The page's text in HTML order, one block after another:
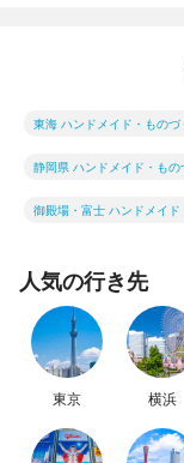
東海 ハンドメイド・ものづ
静岡県 ハンドメイド・もの
御殿場・富士 ハンドメイド
人気の行き先
東京 横浜